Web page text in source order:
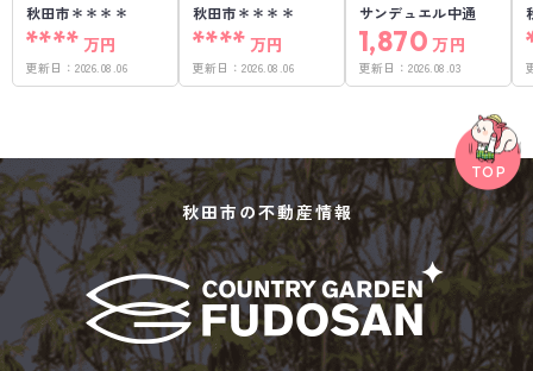
秋田市＊＊＊＊
**** 万円
更新日： 2026.08.06
秋田市＊＊＊＊
**** 万円
更新日： 2026.08.06
サンデュエル中通
1,870 万円
更新日： 2026.08.03
秋田市の不動産情報